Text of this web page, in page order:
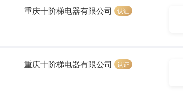
重庆十阶梯电器有限公司 认证
重庆十阶梯电器有限公司 认证